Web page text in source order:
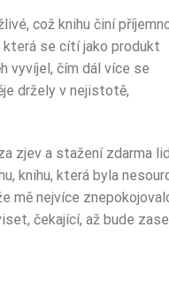
což knihu činí
která se cítí jako produkt
vyvíjel, čím dál více se
držely v nejistotě,
zjev a stažení zdarma​
knihu, která byla
mě nejvíce
čekající, až bude zase